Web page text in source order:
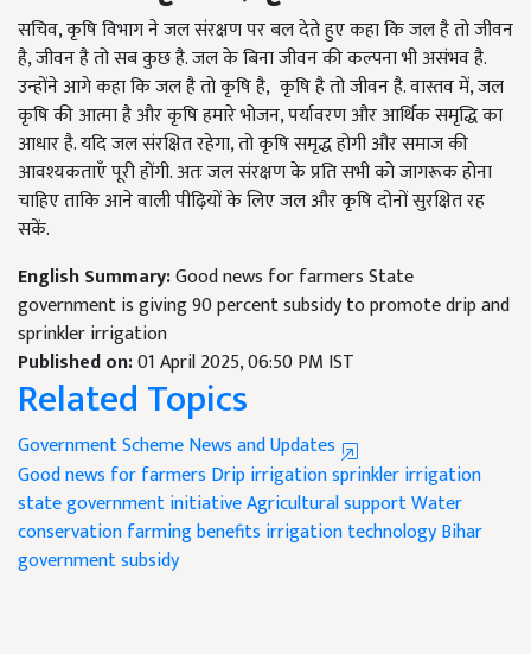
सचिव, कृषि विभाग ने जल संरक्षण पर बल देते हुए कहा कि जल है तो जीवन
है, जीवन है तो सब कुछ है. जल के बिना जीवन की कल्पना भी असंभव है.
उन्होंने आगे कहा कि जल है तो कृषि है, कृषि है तो जीवन है. वास्तव में, जल
कृषि की आत्मा है और कृषि हमारे भोजन, पर्यावरण और आर्थिक समृद्धि का
आधार है. यदि जल संरक्षित रहेगा, तो कृषि समृद्ध होगी और समाज की
आवश्यकताएँ पूरी होंगी. अतः जल संरक्षण के प्रति सभी को जागरूक होना
चाहिए ताकि आने वाली पीढ़ियों के लिए जल और कृषि दोनों सुरक्षित रह
सकें.
English Summary:Good news for farmers State
government is giving 90 percent subsidy to promote drip and
sprinkler irrigation
Published on:01 April 2025, 06:50 PM IST
Related Topics
Government Scheme News and Updates
Good news for farmers Drip irrigationsprinkler irrigation
state government initiativeAgricultural supportWater
conservationfarming benefits irrigation technologyBihar
government subsidy